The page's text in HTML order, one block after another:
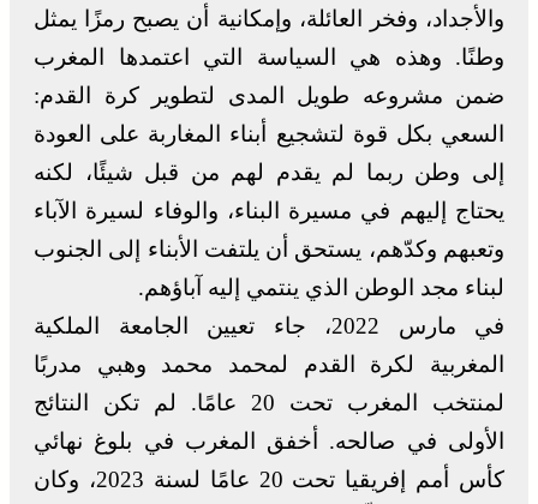
والأجداد، وفخر العائلة، وإمكانية أن يصبح رمزًا يمثل
وطنًا. وهذه هي السياسة التي اعتمدها المغرب
ضمن مشروعه طويل المدى لتطوير كرة القدم:
السعي بكل قوة لتشجيع أبناء المغاربة على العودة
إلى وطن ربما لم يقدم لهم من قبل شيئًا، لكنه
يحتاج إليهم في مسيرة البناء، والوفاء لسيرة الآباء
وتعبهم وكدّهم، يستحق أن يلتفت الأبناء إلى الجنوب
لبناء مجد الوطن الذي ينتمي إليه آباؤهم.
في مارس 2022، جاء تعيين الجامعة الملكية
المغربية لكرة القدم لمحمد محمد وهبي مدربًا
لمنتخب المغرب تحت 20 عامًا. لم تكن النتائج
الأولى في صالحه. أخفق المغرب في بلوغ نهائي
كأس أمم إفريقيا تحت 20 عامًا لسنة 2023، وكان